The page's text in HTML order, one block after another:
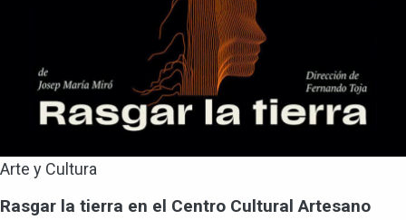
Arte y Cultura
Rasgar la tierra en el Centro Cultural Artesano